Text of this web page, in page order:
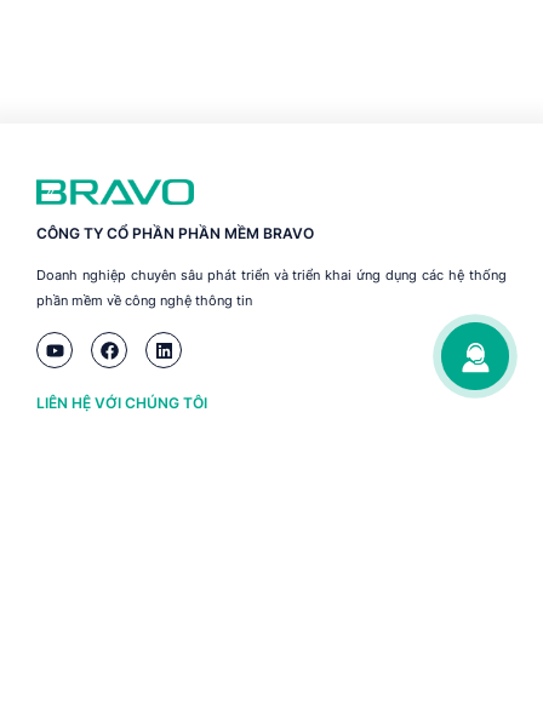
CÔNG TY CỔ PHẦN PHẦN MỀM BRAVO
Doanh nghiệp chuyên sâu phát triển và triển khai ứng dụng các hệ thống
phần mềm về công nghệ thông tin
LIÊN HỆ VỚI CHÚNG TÔI